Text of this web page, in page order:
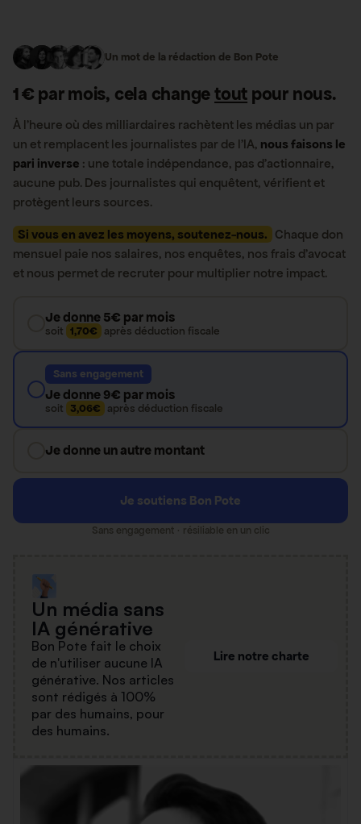
Un mot de la rédaction de Bon Pote
1 € par mois, cela changetout pour nous.
À l’heure où des milliardaires rachètent les médias un par
un et remplacent les journalistes par de l’IA, nous faisons le
pari inverse : une totale indépendance, pas d’actionnaire,
aucune pub. Des journalistes qui enquêtent, vérifient et
protègent leurs sources.
Si vous en avez les moyens, soutenez-nous. Chaque don
mensuel paie nos salaires, nos enquêtes, nos frais d’avocat
et nous permet de recruter pour multiplier notre impact.
Je donne 5€ par mois
soit 1,70€ après déduction fiscale
Sans engagement
Je donne 9€ par mois
soit 3,06€ après déduction fiscale
Je donne un autre montant
Je soutiens Bon Pote
Sans engagement · résiliable en un clic
Un média sans
IA générative
Bon Pote fait le choix
de n'utiliser aucune IA
générative. Nos articles
sont rédigés à 100%
par des humains, pour
des humains.
Lire notre charte